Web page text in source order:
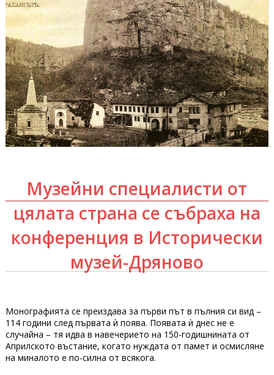
Музейни специалисти от
цялата страна се събраха на
конференция в Исторически
музей-Дряново
Монографията се преиздава за първи път в пълния си вид –
114 години след първата ѝ поява. Появата ѝ днес не е
случайна – тя идва в навечерието на 150-годишнината от
Априлското въстание, когато нуждата от памет и осмисляне
на миналото е по-силна от всякога.